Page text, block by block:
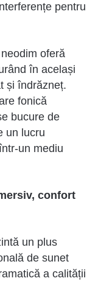
pentru
oferă
în același
și îndrăzneț.
fonică
bucure de
un lucru
un mediu
confort
un plus
de sunet
a calității